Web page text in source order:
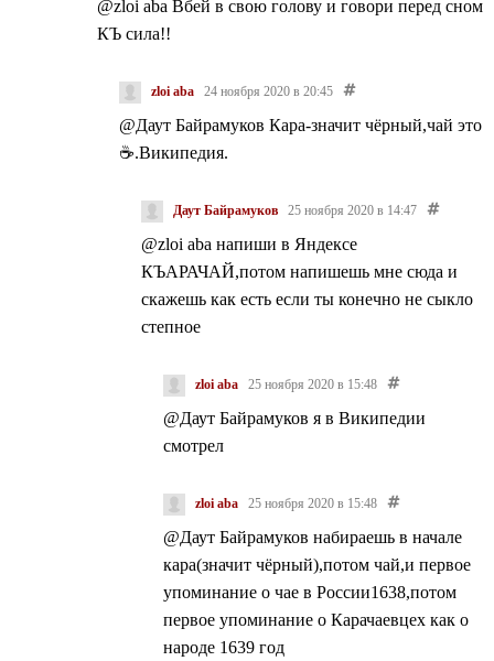
@zloi aba Вбей в свою голову и говори перед сном
КЪ сила!!
zloi aba 24 ноября 2020 в 20:45
@Даут Байрамуков Кара-значит чёрный,чай это
☕.Википедия.
Даут Байрамуков 25 ноября 2020 в 14:47
@zloi aba напиши в Яндексе
КЪАРАЧАЙ,потом напишешь мне сюда и
скажешь как есть если ты конечно не сыкло
степное
zloi aba 25 ноября 2020 в 15:48
@Даут Байрамуков я в Википедии
смотрел
zloi aba 25 ноября 2020 в 15:48
@Даут Байрамуков набираешь в начале
кара(значит чёрный),потом чай,и первое
упоминание о чае в России1638,потом
первое упоминание о Карачаевцех как о
народе 1639 год